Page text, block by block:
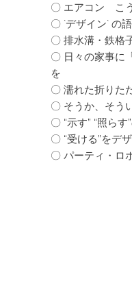
〇 エアコン こ
〇 `デザイン` の
〇 排水溝・鉄格
〇 日々の家事に
を
〇 濡れた折りた
〇 そうか、そう
〇 “示す” “照ら
〇 “受ける”をデ
〇 パーティ・ロ